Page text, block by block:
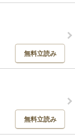
無料立読み
無料立読み